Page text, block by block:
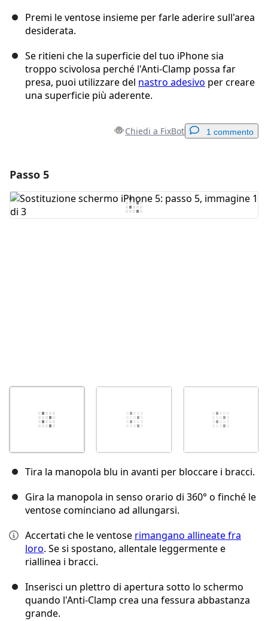
Premi le ventose insieme per farle aderire sull'area
desiderata.
Se ritieni che la superficie del tuo iPhone sia
troppo scivolosa perché l'Anti-Clamp possa far
presa, puoi utilizzare del nastro adesivo per creare
una superficie più aderente.
Chiedi a FixBot 1 commento
Aggiungi Commento
Passo 5
Tira la manopola blu in avanti per bloccare i bracci.
Gira la manopola in senso orario di 360° o finché le
ventose cominciano ad allungarsi.
Accertati che le ventose rimangano allineate fra
loro. Se si spostano, allentale leggermente e
riallinea i bracci.
Inserisci un plettro di apertura sotto lo schermo
quando l'Anti-Clamp crea una fessura abbastanza
grande.